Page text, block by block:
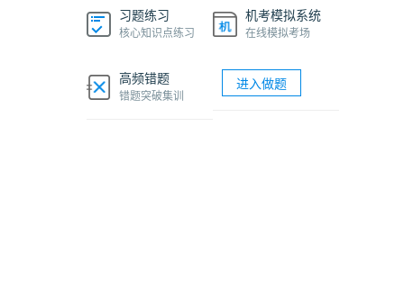
机考系统操作流程及画图讲解
软考网络工程师视频课程
习题练习
核心知识点练习
机考模拟系统
在线模拟考场
高频错题
错题突破集训
进入做题